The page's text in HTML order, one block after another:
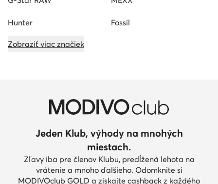
Hunter Fossil
Zobraziť viac značiek
Jeden Klub, výhody na mnohých
miestach.
Zľavy iba pre členov Klubu, predĺžená lehota na
vrátenie a mnoho ďalšieho. Odomknite si
MODIVOclub GOLD a získajte cashback z každého